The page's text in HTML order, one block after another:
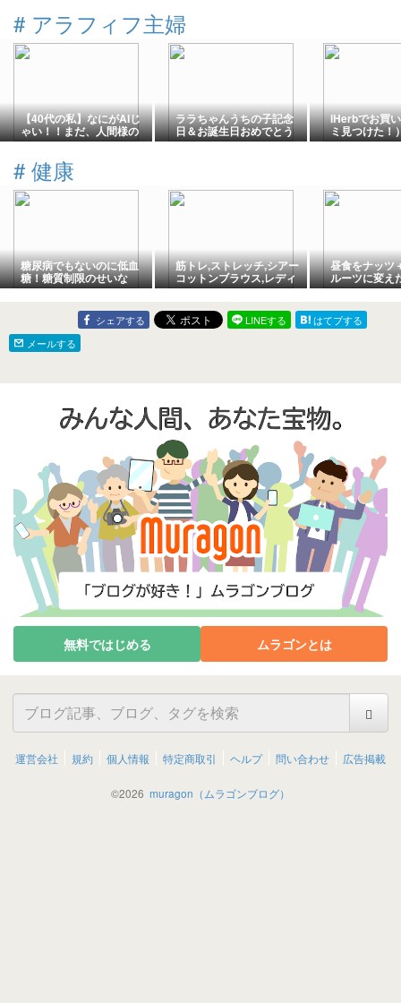
# アラフィフ主婦
【40代の私】なにがAIじ
ゃい！！まだ、人間様の
方が勝ち！と思ったこ
ララちゃんうちの子記念
日＆お誕生日おめでとう
iHerbでお買
ミ見つけた！
# 健康
糖尿病でもないのに低血
糖！糖質制限のせいな
の？
筋トレ,ストレッチ,シアー
コットンブラウス,レディ
ース,食のコントロール等
昼食をナッツ
ルーツに変え
の仕事がラク
51歳配送ドラ
感。
シェアする LINEする
はてブする
メールする
無料ではじめる ムラゴンとは
運営会社 規約 個人情報 特定商取引 ヘルプ 問い合わせ 広告掲載
©2026 muragon（ムラゴンブログ）